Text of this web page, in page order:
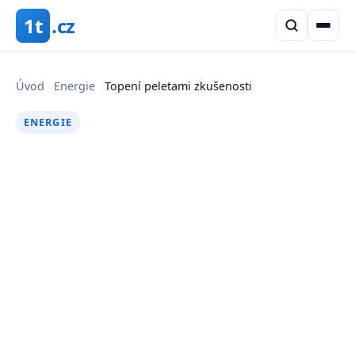
1t .cz
Úvod ›Energie ›Topení peletami zkušenosti
ENERGIE